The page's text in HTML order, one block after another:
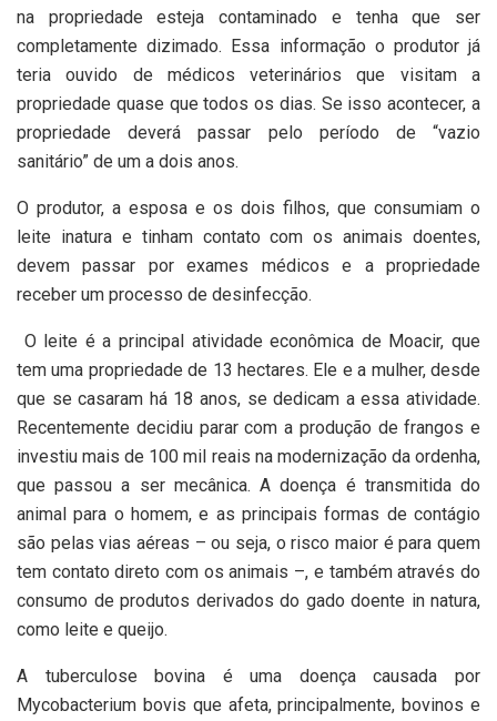
na propriedade esteja contaminado e tenha que ser
completamente dizimado. Essa informação o produtor já
teria ouvido de médicos veterinários que visitam a
propriedade quase que todos os dias. Se isso acontecer, a
propriedade deverá passar pelo período de “vazio
sanitário” de um a dois anos.
O produtor, a esposa e os dois filhos, que consumiam o
leite inatura e tinham contato com os animais doentes,
devem passar por exames médicos e a propriedade
receber um processo de desinfecção.
O leite é a principal atividade econômica de Moacir, que
tem uma propriedade de 13 hectares. Ele e a mulher, desde
que se casaram há 18 anos, se dedicam a essa atividade.
Recentemente decidiu parar com a produção de frangos e
investiu mais de 100 mil reais na modernização da ordenha,
que passou a ser mecânica. A doença é transmitida do
animal para o homem, e as principais formas de contágio
são pelas vias aéreas – ou seja, o risco maior é para quem
tem contato direto com os animais –, e também através do
consumo de produtos derivados do gado doente in natura,
como leite e queijo.
A tuberculose bovina é uma doença causada por
Mycobacterium bovis que afeta, principalmente, bovinos e